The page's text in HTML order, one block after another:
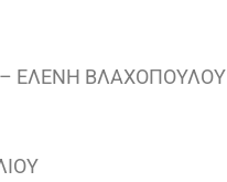
– ΕΛΕΝΗ ΒΛΑΧΟΠΟΥΛΟΥ